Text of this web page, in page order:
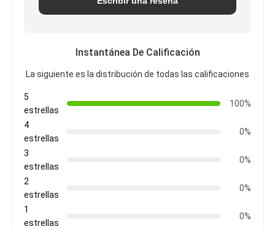
Instantánea De Calificación
La siguiente es la distribución de todas las calificaciones
5
estrellas
100%
4
estrellas
0%
3
estrellas
0%
2
estrellas
0%
1
estrellas
0%